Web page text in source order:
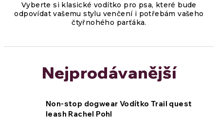
Vyberte si klasické vodítko pro psa, které bude
odpovídat vašemu stylu venčení i potřebám vašeho
čtyřnohého parťáka.
Nejprodávanější
Non-stop dogwear Vodítko Trail quest
leash Rachel Pohl